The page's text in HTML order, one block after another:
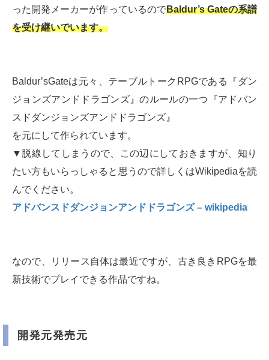
った開発メーカーが作っているのでBaldur’s Gateの系譜
を受け継いでいます。
Baldur’sGateは元々、テーブルトークRPGである『ダン
ジョンズアンドドラゴンズ』のルールの一つ『アドバン
スドダンジョンズアンドドラゴンズ』
を元にして作られています。
▼脱線してしまうので、この辺にしておきますが、知り
たい方もいらっしゃると思うので詳しくはWikipediaを読
んでください。
アドバンスドダンジョンアンドドラゴンズ – wikipedia
なので、リリース自体は最近ですが、古き良きRPGを最
新技術でプレイできる作品ですね。
開発元発売元